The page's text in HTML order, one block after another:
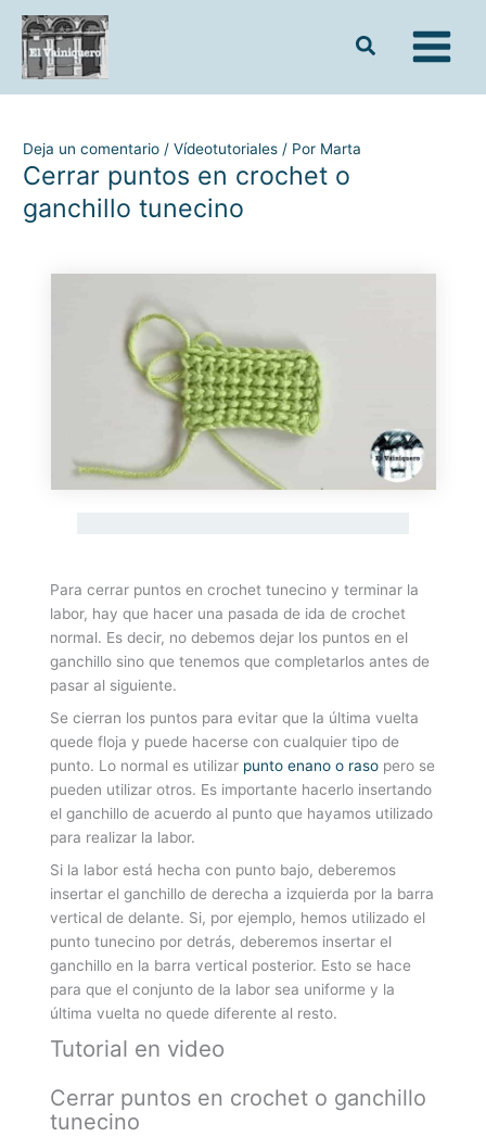
contenido
Deja un comentario /Vídeotutoriales / Por Marta
Cerrar puntos en crochet o
ganchillo tunecino
Para cerrar puntos en crochet tunecino y terminar la
labor, hay que hacer una pasada de ida de crochet
normal. Es decir, no debemos dejar los puntos en el
ganchillo sino que tenemos que completarlos antes de
pasar al siguiente.
Se cierran los puntos para evitar que la última vuelta
quede floja y puede hacerse con cualquier tipo de
punto. Lo normal es utilizar punto enano o raso pero se
pueden utilizar otros. Es importante hacerlo insertando
el ganchillo de acuerdo al punto que hayamos utilizado
para realizar la labor.
Si la labor está hecha con punto bajo, deberemos
insertar el ganchillo de derecha a izquierda por la barra
vertical de delante. Si, por ejemplo, hemos utilizado el
punto tunecino por detrás, deberemos insertar el
ganchillo en la barra vertical posterior. Esto se hace
para que el conjunto de la labor sea uniforme y la
última vuelta no quede diferente al resto.
Tutorial en video
Cerrar puntos en crochet o ganchillo
tunecino